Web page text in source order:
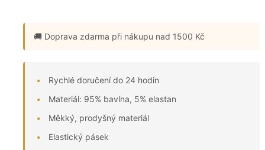
🚚 Doprava zdarma při nákupu nad 1500 Kč
Rychlé doručení do 24 hodin
Materiál: 95% bavlna, 5% elastan
Měkký, prodyšný materiál
Elastický pásek